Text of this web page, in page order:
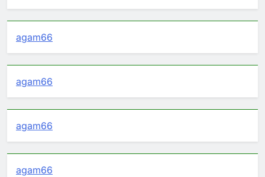
agam66
agam66
agam66
agam66